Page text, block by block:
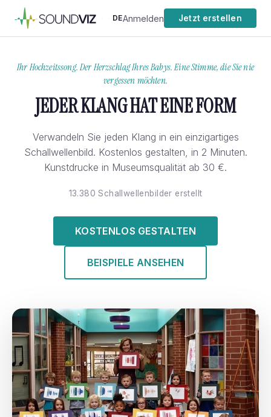
· · DEAnmelden Jetzt erstellen
Ihr Hochzeitssong. Der Herzschlag Ihres Babys. Eine Stimme, die Sie nie
vergessen möchten.
JEDER KLANG HAT EINE FORM
Verwandeln Sie jeden Klang in ein einzigartiges
Schallwellenbild. Kostenlos gestalten, in 2 Minuten.
Kunstdrucke in Museumsqualität ab 30 €.
13.380 Schallwellenbilder erstellt
KOSTENLOS GESTALTEN
BEISPIELE ANSEHEN